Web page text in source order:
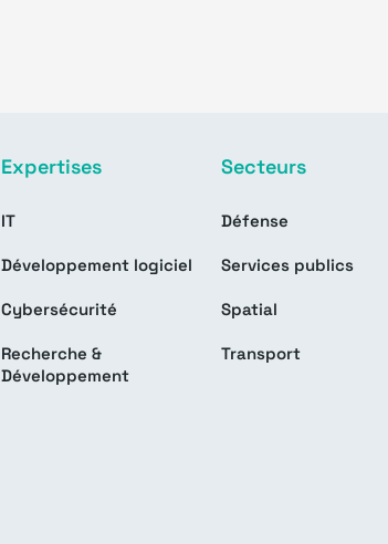
Expertises
IT
Développement logiciel
Cybersécurité
Recherche &
Développement
Secteurs
Défense
Services publics
Spatial
Transport